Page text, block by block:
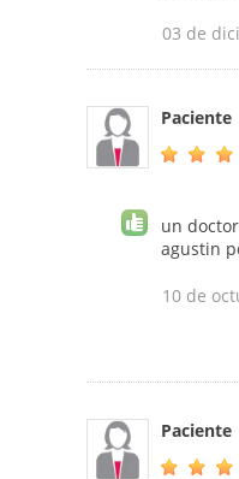
03 de
Paciente
un
agustin
10 de
Paciente